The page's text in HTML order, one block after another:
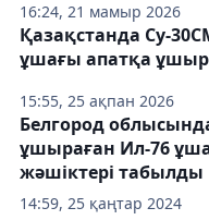
16:24, 21 мамыр 2026
15:55, 25 ақпан 2026
Қазақстанда Су-
ұшағы апатқа
14:59, 25 қаңтар 2024
Белгород
ұшыраған Ил-76
жәшіктері табылды